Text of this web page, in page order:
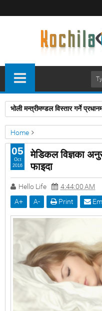
भोली मन्त्रीमण्डल विस्तार गर्ने
Home
स्वास्थ्य/जीवनशैली
मेडिकल विज्ञका
फाइदा
Hello Life
4:44:00 AM
A+ A- Print
05
Oct
2016